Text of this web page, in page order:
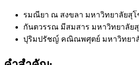
รมณียา ณ สงขลา มหาวิทยาลัยสุ
กันตวรรณ มีสมสาร มหาวิทยาลัย
ปุริมปรัชญ์ คณิณพศุตย์ มหาวิทยา